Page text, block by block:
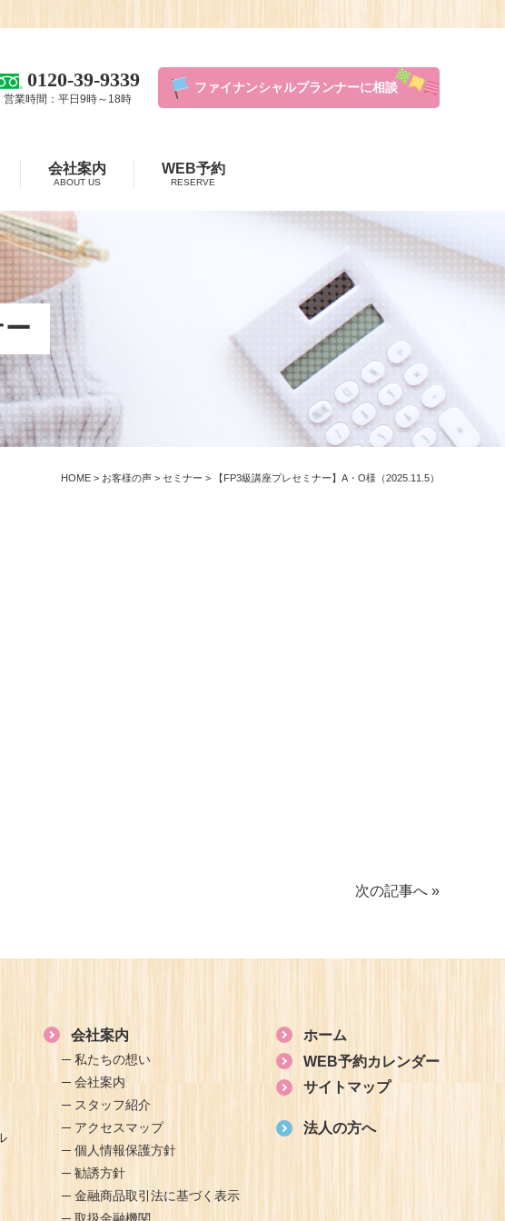
0120-39-9339
営業時間：平日9時～18時
ファイナンシャルプランナーに相談
会社案内
ABOUT US
WEB予約
RESERVE
ー
HOME > お客様の声 > セミナー > 【FP3級講座プレセミナー】A・O様（2025.11.5）
次の記事へ »
会社案内
私たちの想い
会社案内
スタッフ紹介
アクセスマップ
個人情報保護方針
勧誘方針
金融商品取引法に基づく表示
取扱金融機関
ホーム
WEB予約カレンダー
サイトマップ
法人の方へ